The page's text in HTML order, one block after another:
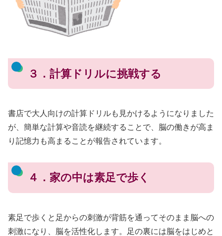
３．計算ドリルに挑戦する
書店で大人向けの計算ドリルも見かけるようになりました
が、簡単な計算や音読を継続することで、脳の働きが高ま
り記憶力も高まることが報告されています。
４．家の中は素足で歩く
素足で歩くと足からの刺激が背筋を通ってそのまま脳への
刺激になり、脳を活性化します。足の裏には脳をはじめと